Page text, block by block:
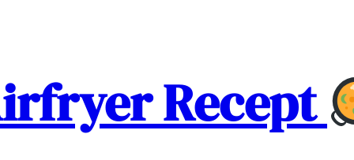
Recept